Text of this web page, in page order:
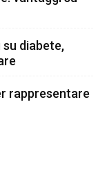
diabete,
rappresentare